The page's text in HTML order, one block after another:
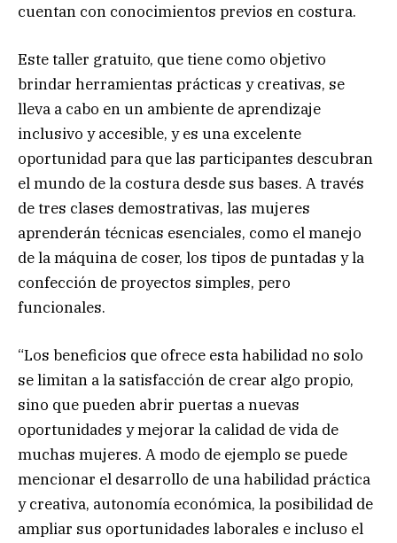
cuentan con conocimientos previos en costura.
Este taller gratuito, que tiene como objetivo
brindar herramientas prácticas y creativas, se
lleva a cabo en un ambiente de aprendizaje
inclusivo y accesible, y es una excelente
oportunidad para que las participantes descubran
el mundo de la costura desde sus bases. A través
de tres clases demostrativas, las mujeres
aprenderán técnicas esenciales, como el manejo
de la máquina de coser, los tipos de puntadas y la
confección de proyectos simples, pero
funcionales.
“Los beneficios que ofrece esta habilidad no solo
se limitan a la satisfacción de crear algo propio,
sino que pueden abrir puertas a nuevas
oportunidades y mejorar la calidad de vida de
muchas mujeres. A modo de ejemplo se puede
mencionar el desarrollo de una habilidad práctica
y creativa, autonomía económica, la posibilidad de
ampliar sus oportunidades laborales e incluso el